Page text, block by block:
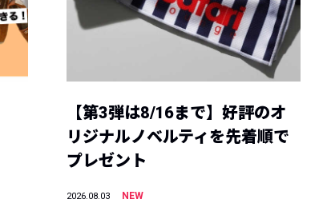
【第3弾は8/16まで】好評のオ
リジナルノベルティを先着順で
プレゼント
2026.08.03
NEW